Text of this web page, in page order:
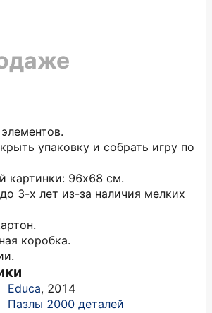
упаковку и собрать игру по
картинки: 96х68 см.
3-х лет из-за наличия мелких
коробка.
Educa, 2014
Пазлы 2000 деталей